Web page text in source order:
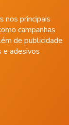
nos principais
campanhas
de publicidade
e adesivos